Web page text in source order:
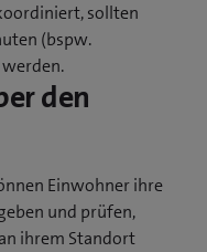
sollten
(bspw.
den
Einwohner ihre
und prüfen,
ihrem Standort